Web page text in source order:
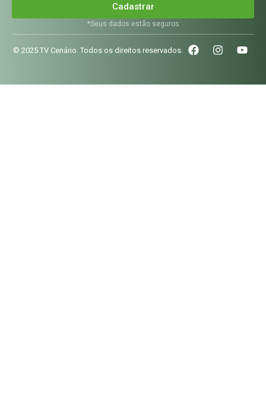
Cadastrar
*Seus dados estão seguros
© 2025 TV Cenário. Todos os direitos reservados.